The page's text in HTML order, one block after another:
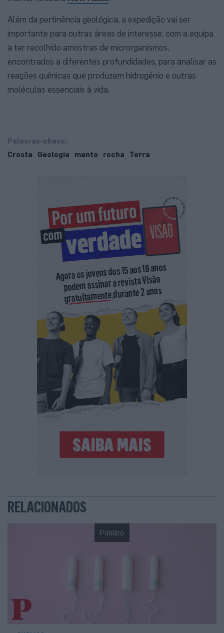
Além da pertinência geológica, a expedição vai ser
importante para outras áreas de interesse, com a equipa
a ter recolhido amostras de microrganismos,
encontrados a diferentes profundidades, para analisar as
reações químicas que produzem hidrogénio e outras
moléculas essenciais à vida.
Palavras-chave:
Crosta
Geologia manto rocha Terra
RELACIONADOS
Público